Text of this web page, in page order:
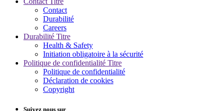
Contact
Durabilité
Careers
Durabilité Titre
Health & Safety
Initiation obligatoire à la sécurité
Politique de confidentialité Titre
Politique de confidentialité
Déclaration de cookies
Copyright
Suivez nous sur